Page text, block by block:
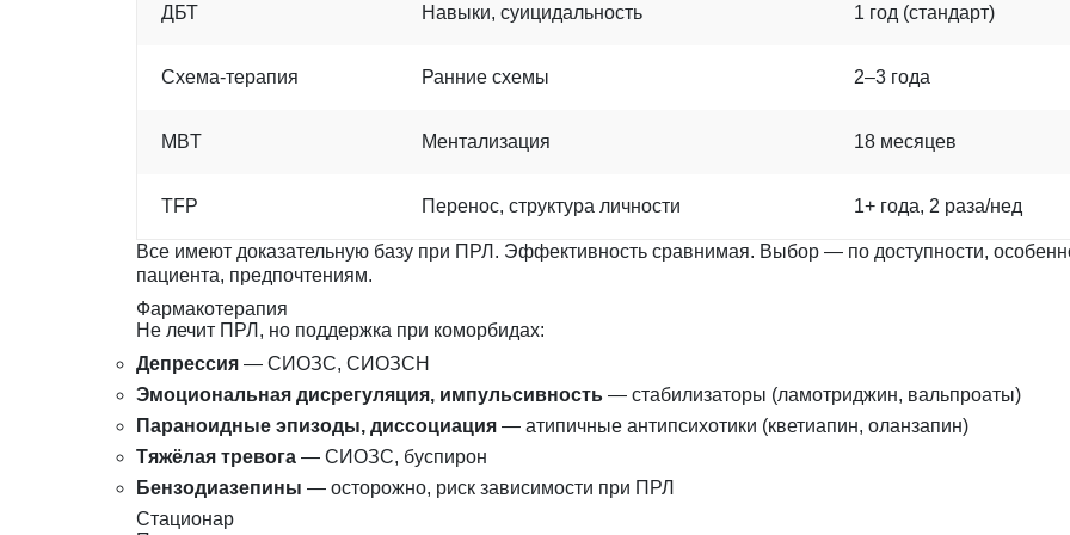
ДБТ Навыки, суицидальность 1 год (стандарт)
Схема-терапия Ранние схемы 2–3 года
MBT Ментализация 18 месяцев
TFP Перенос, структура личности 1+ года, 2 раза/нед
Все имеют доказательную базу при ПРЛ. Эффективность сравнимая. Выбор — по доступности,
пациента, предпочтениям.
Фармакотерапия
Не лечит ПРЛ, но поддержка при коморбидах:
Депрессия — СИОЗС, СИОЗСН
Эмоциональная дисрегуляция, импульсивность — стабилизаторы (ламотриджин, вальпроаты)
Параноидные эпизоды, диссоциация — атипичные антипсихотики (кветиапин, оланзапин)
Тяжёлая тревога — СИОЗС, буспирон
Бензодиазепины — осторожно, риск зависимости при ПРЛ
Стационар